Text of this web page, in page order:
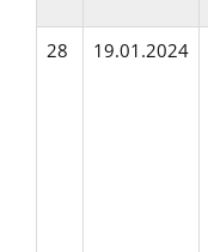
28 19.01.2024